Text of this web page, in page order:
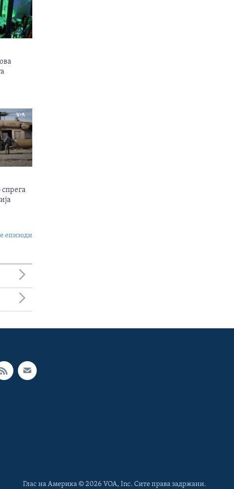
епизоди
Глас на Америка © 2026 VOA, Inc. Сите права задржани.